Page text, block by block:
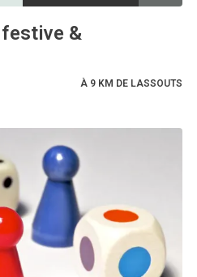
&
À 9 KM DE LASSOUTS